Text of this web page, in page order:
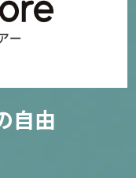
自由